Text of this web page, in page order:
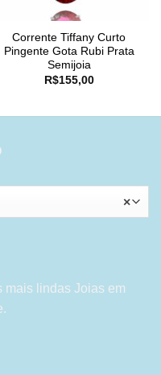
Corrente Tiffany Curto
Pingente Gota Rubi Prata
Semijoia
R$155,00
×
mais lindas Joias em